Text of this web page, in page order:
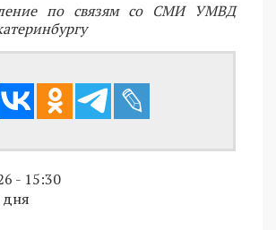
по связям со СМИ УМВД
- 15:30
дня